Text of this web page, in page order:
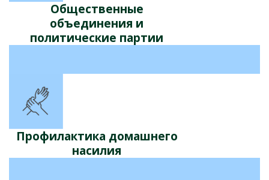
Общественные
объединения и
политические партии
Профилактика домашнего
насилия